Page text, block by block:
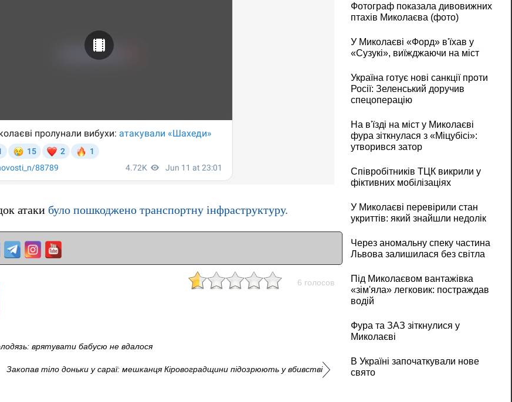
атаки було пошкоджено транспортну інфраструктуру.
6 голосов
врятувати бабусю не вдалося
Закопав тіло доньки у сараї: мешканця Кіровоградщини підозрюють у вбивстві
Фотограф показала дивовижних
птахів Миколаєва (фото)
У Миколаєві «Форд» в'їхав у
«Сузукі», виїжджаючи на міст
Україна готує нові санкції проти
Росії: Зеленський доручив
спецоперацію
На в'їзді на міст у Миколаєві
фура зіткнулася з «Міцубісі»:
утворився затор
Співробітників ТЦК викрили у
фіктивних мобілізаціях
У Миколаєві перевірили стан
укриттів: який знайшли недолік
Через аномальну спеку частина
Львова залишилася без світла
Під Миколаєвом вантажівка
«зім'яла» легковик: постраждав
водій
Фура та ЗАЗ зіткнулися у
Миколаєві
В Україні започаткували нове
свято